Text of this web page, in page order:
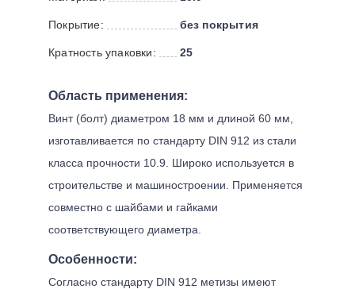
Покрытие: без покрытия
Кратность упаковки: 25
Область применения:
Винт (болт) диаметром 18 мм и длиной 60 мм,
изготавливается по стандарту DIN 912 из стали
класса прочности 10.9. Широко используется в
строительстве и машиностроении. Применяется
совместно с шайбами и гайками
соответствующего диаметра.
Особенности:
Согласно стандарту DIN 912 метизы имеют